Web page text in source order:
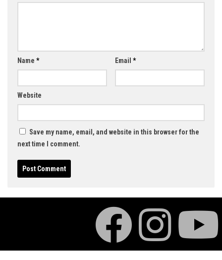
Name * Email *
Website
Save my name, email, and website in this browser for the
next time I comment.